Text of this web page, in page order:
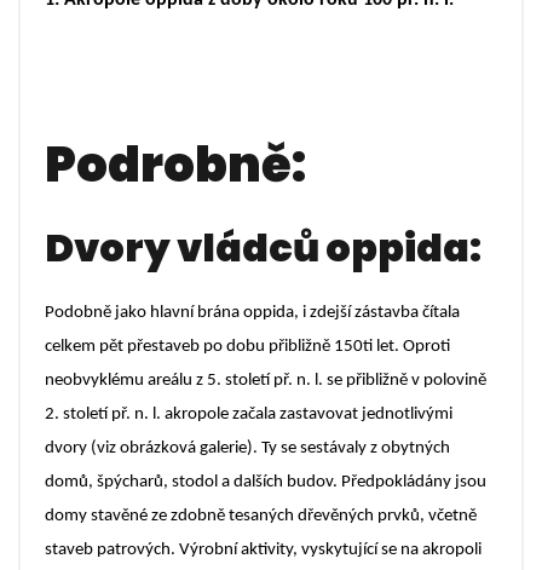
Podrobně:
Dvory vládců oppida:
Podobně jako hlavní brána oppida, i zdejší zástavba čítala
celkem pět přestaveb po dobu přibližně 150ti let. Oproti
neobvyklému areálu z 5. století př. n. l. se přibližně v polovině
2. století př. n. l. akropole začala zastavovat jednotlivými
dvory (viz obrázková galerie). Ty se sestávaly z obytných
domů, špýcharů, stodol a dalších budov. Předpokládány jsou
domy stavěné ze zdobně tesaných dřevěných prvků, včetně
staveb patrových. Výrobní aktivity, vyskytující se na akropoli